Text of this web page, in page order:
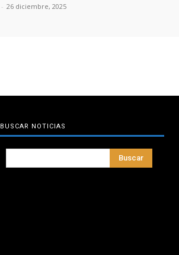
- 26 diciembre, 2025
BUSCAR NOTICIAS
Buscar